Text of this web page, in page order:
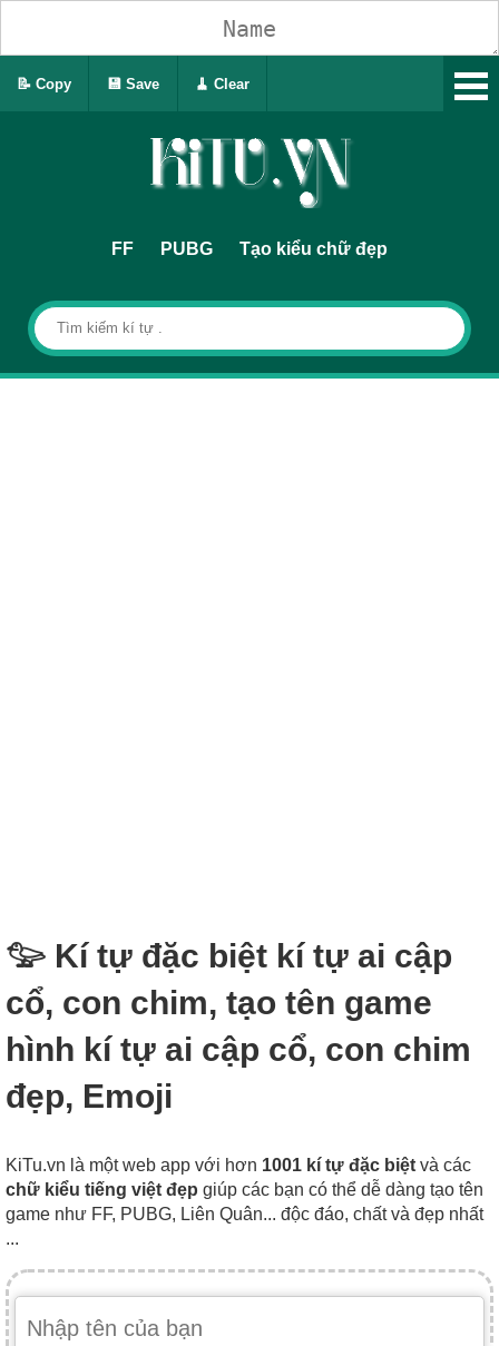
FF PUBG Tạo kiểu chữ đẹp
𓅰 Kí tự đặc biệt kí tự ai cập
cổ, con chim, tạo tên game
hình kí tự ai cập cổ, con chim
đẹp, Emoji
KiTu.vn là một web app với hơn 1001 kí tự đặc biệt và các
chữ kiểu tiếng việt đẹp giúp các bạn có thể dễ dàng tạo tên
game như FF, PUBG, Liên Quân... độc đáo, chất và đẹp nhất
...
📝 Copy 💾 Save 🧹 Clear